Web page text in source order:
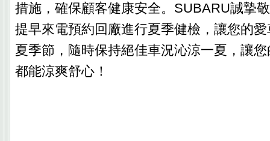
措施，確保顧客健康安全。SUBARU誠摯
提早來電預約回廠進行夏季健檢，讓您的
夏季節，隨時保持絕佳車況沁涼一夏，讓
都能涼爽舒心！